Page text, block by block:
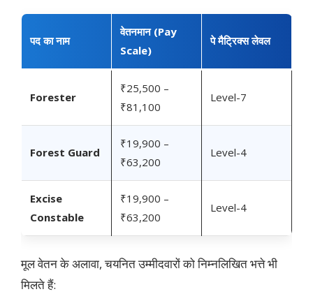
पद का नाम
वेतनमान (Pay
Scale)
पे मैट्रिक्स लेवल
Forester
₹25,500 –
₹81,100
Level-7
Forest Guard
₹19,900 –
₹63,200
Level-4
Excise
Constable
₹19,900 –
₹63,200
Level-4
मूल वेतन के अलावा, चयनित उम्मीदवारों को निम्नलिखित भत्ते भी
मिलते हैं: